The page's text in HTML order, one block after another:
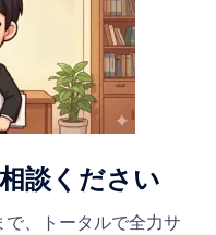
談ください
、トータルで全力サ